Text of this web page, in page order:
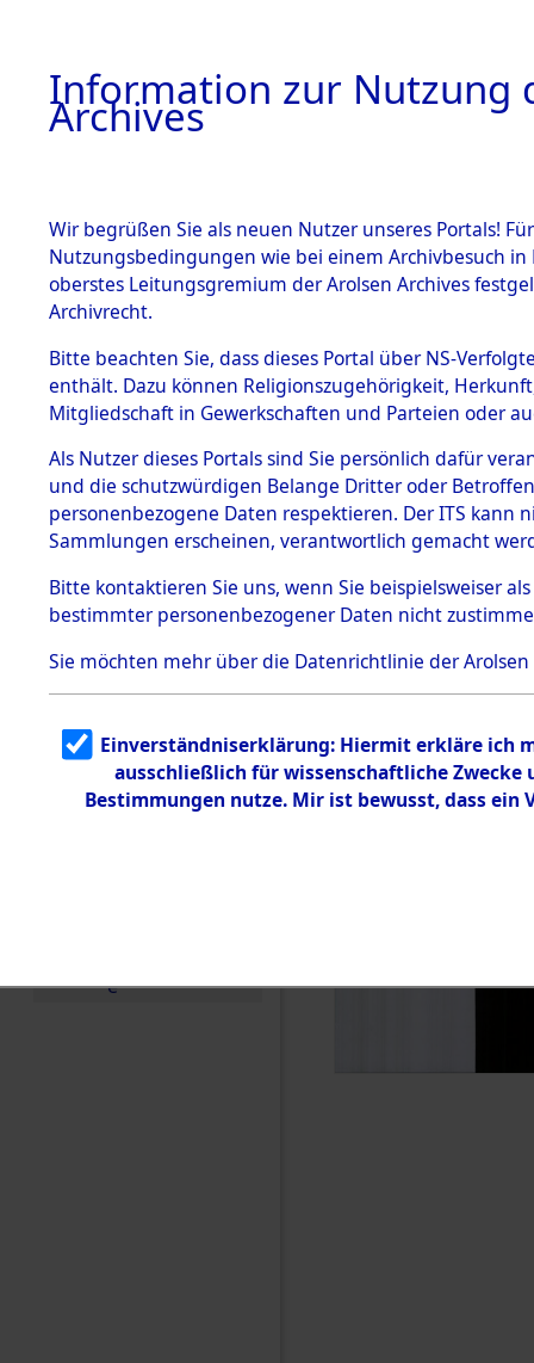
BESTÄNDE
1.
mente
5. Verschiedenes
5.3
Todesmärsche
5.3.1 Alliierte
Erhebungen
zu
Todesmärsch
en
5.3.2
g
5.3.3
Todesmärsch
e
Anfragen
Information zur Nutzung
Archives
Wir begrüßen Sie als neuen Nutzer unseres Portals!
Nutzungsbedingungen wie bei einem Archivbesuch
oberstes Leitungsgremium der Arolsen Archives
Archivrecht.
Bitte beachten Sie, dass dieses Portal über NS-
enthält. Dazu können Religionszugehörigkeit,
Mitgliedschaft in Gewerkschaften und Parteien oder
Als Nutzer dieses Portals sind Sie persönlich dafür
und die schutzwürdigen Belange Dritter oder
personenbezogene Daten respektieren. Der ITS
Sammlungen erscheinen, verantwortlich gemacht
Bitte kontaktieren Sie uns, wenn Sie beispielsweiser
bestimmter personenbezogener Daten nicht
Sie möchten mehr über die Datenrichtlinie der Arolsen
Einverständniserklärung: Hiermit erkläre ich
ausschließlich für wissenschaftliche
Bestimmungen nutze. Mir ist bewusst, dass